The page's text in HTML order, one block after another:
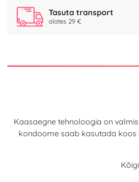
Tasuta transport
alates 29 €
Kaasaegne tehnoloogia on
kondoome saab kasutada koos